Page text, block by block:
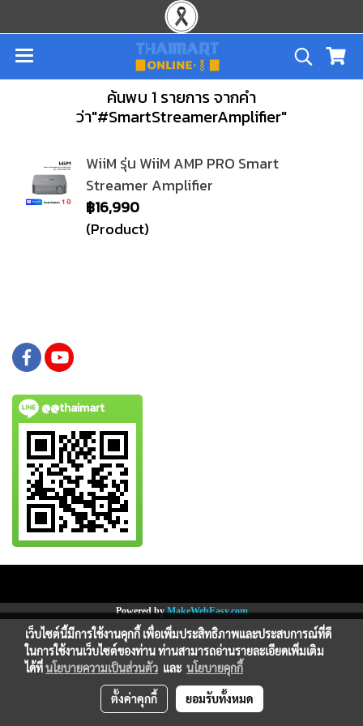
ค้นพบ 1 รายการ จากคำ
ว่า"#SmartStreamerAmplifier"
WiiM รุ่น WiiM AMP PRO Smart
Streamer Amplifier
฿16,990
(Product)
@@thaimart
Powered byMakeWebEasy.com
เว็บไซต์นี้มีการใช้งานคุกกี้ เพื่อเพิ่มประสิทธิภาพและประสบการณ์ที่ดี
ในการใช้งานเว็บไซต์ของท่าน ท่านสามารถอ่านรายละเอียดเพิ่มเติม
ได้ที่นโยบายความเป็นส่วนตัว และ นโยบายคุกกี้
ตั้งค่าคุกกี้ ยอมรับทั้งหมด